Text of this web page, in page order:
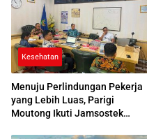
Kesehatan
Menuju Perlindungan Pekerja
yang Lebih Luas, Parigi
Moutong Ikuti Jamsostek